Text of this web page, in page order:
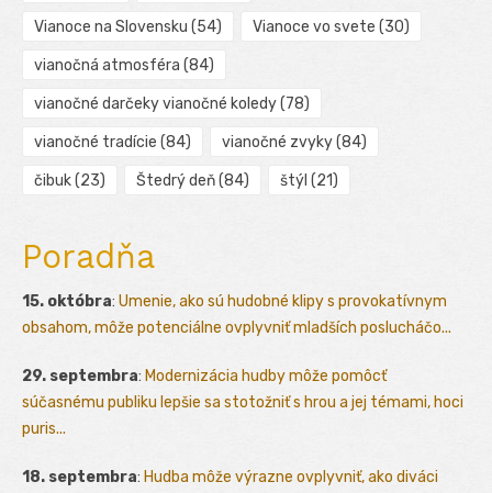
Vianoce na Slovensku (54) Vianoce vo svete (30)
vianočná atmosféra (84)
vianočné darčeky vianočné koledy(78)
vianočné tradície (84) vianočné zvyky(84)
čibuk(23) Štedrý deň(84) štýl (21)
Poradňa
15. októbra: Umenie, ako sú hudobné klipy s provokatívnym
obsahom, môže potenciálne ovplyvniť mladších poslucháčo...
29. septembra: Modernizácia hudby môže pomôcť
súčasnému publiku lepšie sa stotožniť s hrou a jej témami, hoci
puris...
18. septembra: Hudba môže výrazne ovplyvniť, ako diváci